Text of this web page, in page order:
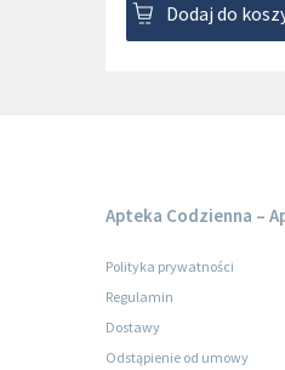
Dodaj do
Apteka Codzienna –
Polityka prywatności
Regulamin
Dostawy
Odstąpienie od umowy